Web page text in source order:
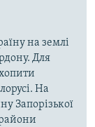
на землі
Для
На
Запорізької
райони